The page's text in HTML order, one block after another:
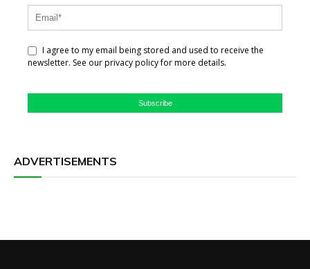
I agree to my email being stored and used to receive the
newsletter. See our privacy policy for more details.
Subscribe
ADVERTISEMENTS